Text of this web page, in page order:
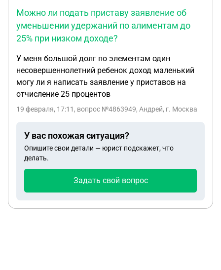
Можно ли подать приставу заявление об
уменьшении удержаний по алиментам до
25% при низком доходе?
У меня большой долг по элементам один
несовершеннолетний ребенок доход маленький
могу ли я написать заявление у приставов на
отчисление 25 процентов
19 февраля, 17:11 , вопрос №4863949, Андрей, г. Москва
У вас похожая ситуация?
Опишите свои детали — юрист подскажет, что
делать.
Задать свой вопрос